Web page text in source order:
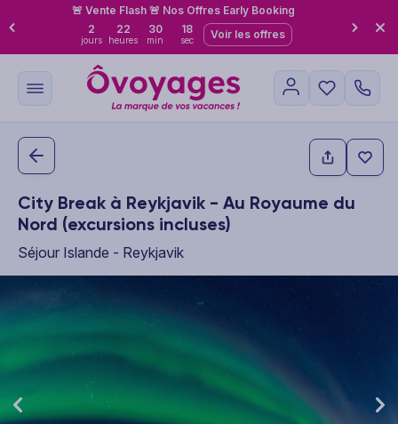
🚨 Vente Flash 🚨 Nos Offres Early Booking
2
jours
22
heures
30
min
18
sec Voir les offres
City Break à Reykjavik - Au Royaume du
Nord (excursions incluses)
Séjour Islande - Reykjavik
This carousel shows one large product image at a time. Use the